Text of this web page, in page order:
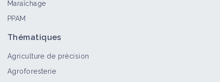
Maraîchage
PPAM
Thématiques
Agriculture de précision
Agroforesterie